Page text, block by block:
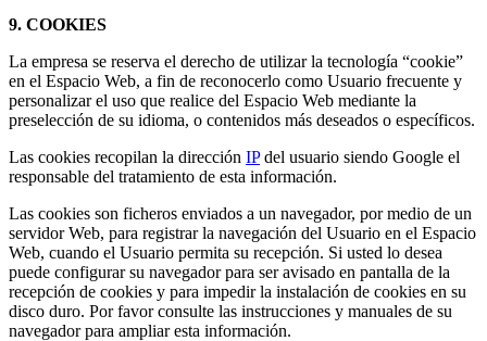
9. COOKIES
La empresa se reserva el derecho de utilizar la tecnología “cookie”
en el Espacio Web, a fin de reconocerlo como Usuario frecuente y
personalizar el uso que realice del Espacio Web mediante la
preselección de su idioma, o contenidos más deseados o específicos.
Las cookies recopilan la dirección IPdel usuario siendo Google el
responsable del tratamiento de esta información.
Las cookies son ficheros enviados a un navegador, por medio de un
servidor Web, para registrar la navegación del Usuario en el Espacio
Web, cuando el Usuario permita su recepción. Si usted lo desea
puede configurar su navegador para ser avisado en pantalla de la
recepción de cookies y para impedir la instalación de cookies en su
disco duro. Por favor consulte las instrucciones y manuales de su
navegador para ampliar esta información.